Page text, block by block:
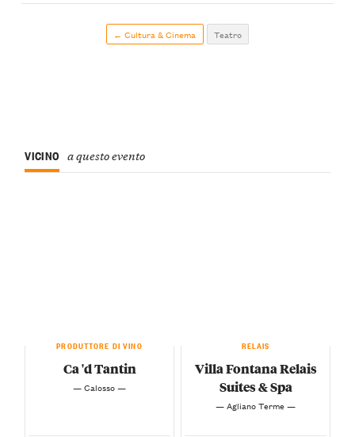
← Cultura & Cinema Teatro
VICINO a questo evento
PRODUTTORE DI VINO
Ca 'd Tantin
— Calosso —
RELAIS
Villa Fontana Relais
Suites & Spa
— Agliano Terme —